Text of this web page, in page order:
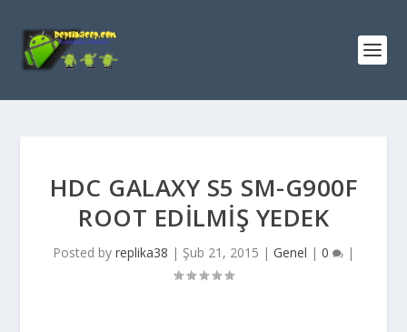
HDC GALAXY S5 SM-G900F
ROOT EDILMIŞ YEDEK
Posted by replika38 | Şub 21, 2015 | Genel | 0 |